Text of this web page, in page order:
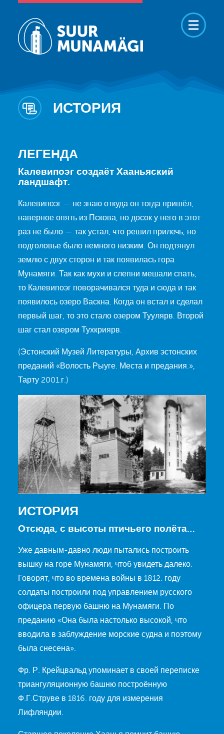
ИСТОРИЯ
ЛЕГЕНДА
Калевипоэг создаёт Хааньяский
ландшафт.
Калевипоэг — не знаю откуда он тогда пришёл,
наверное опять из Пскова, но досок у него в этот
раз не было — так устал, что решил прилечь, но
подголовье было немного низким. Он подтянул
землю с двух сторон и так появилась гора
Мунамяги. Так как мухи и слепни мешали спать,
то Калевипоэг поворачивался туда и сюда и так
появилось озеро Васкна. Когда он встал и сделал
первый шаг, то это стало озером Туулярв. Второй
шаг стал озером Тухкриярв.
(Эстонский Музей Литературы, Архив эстонских
преданий «Волость Рыуге. Места и предания.»,
Тарту 2001.г.)
ИСТОРИЯ
Отсюда, с высоты птичьего полёта…
Уже давным-давно люди пытались построить
вышку на горе Мунамяги, чтоб увидеть далеко.
Говорят, что во времена войны в 1812. году
солдаты построили под управлением русского
офицера первую башню на Мунамяги. По
преданию «Она была настолько высокой, что
вводила в заблуждение морские судна и поэтому
была снесена».
Фр. Р. Крейцвальд упоминает в своей переписке
триангуляционную башню построённую
Ф.Г.Струве в 1816. году для измерения
Лифляндии.